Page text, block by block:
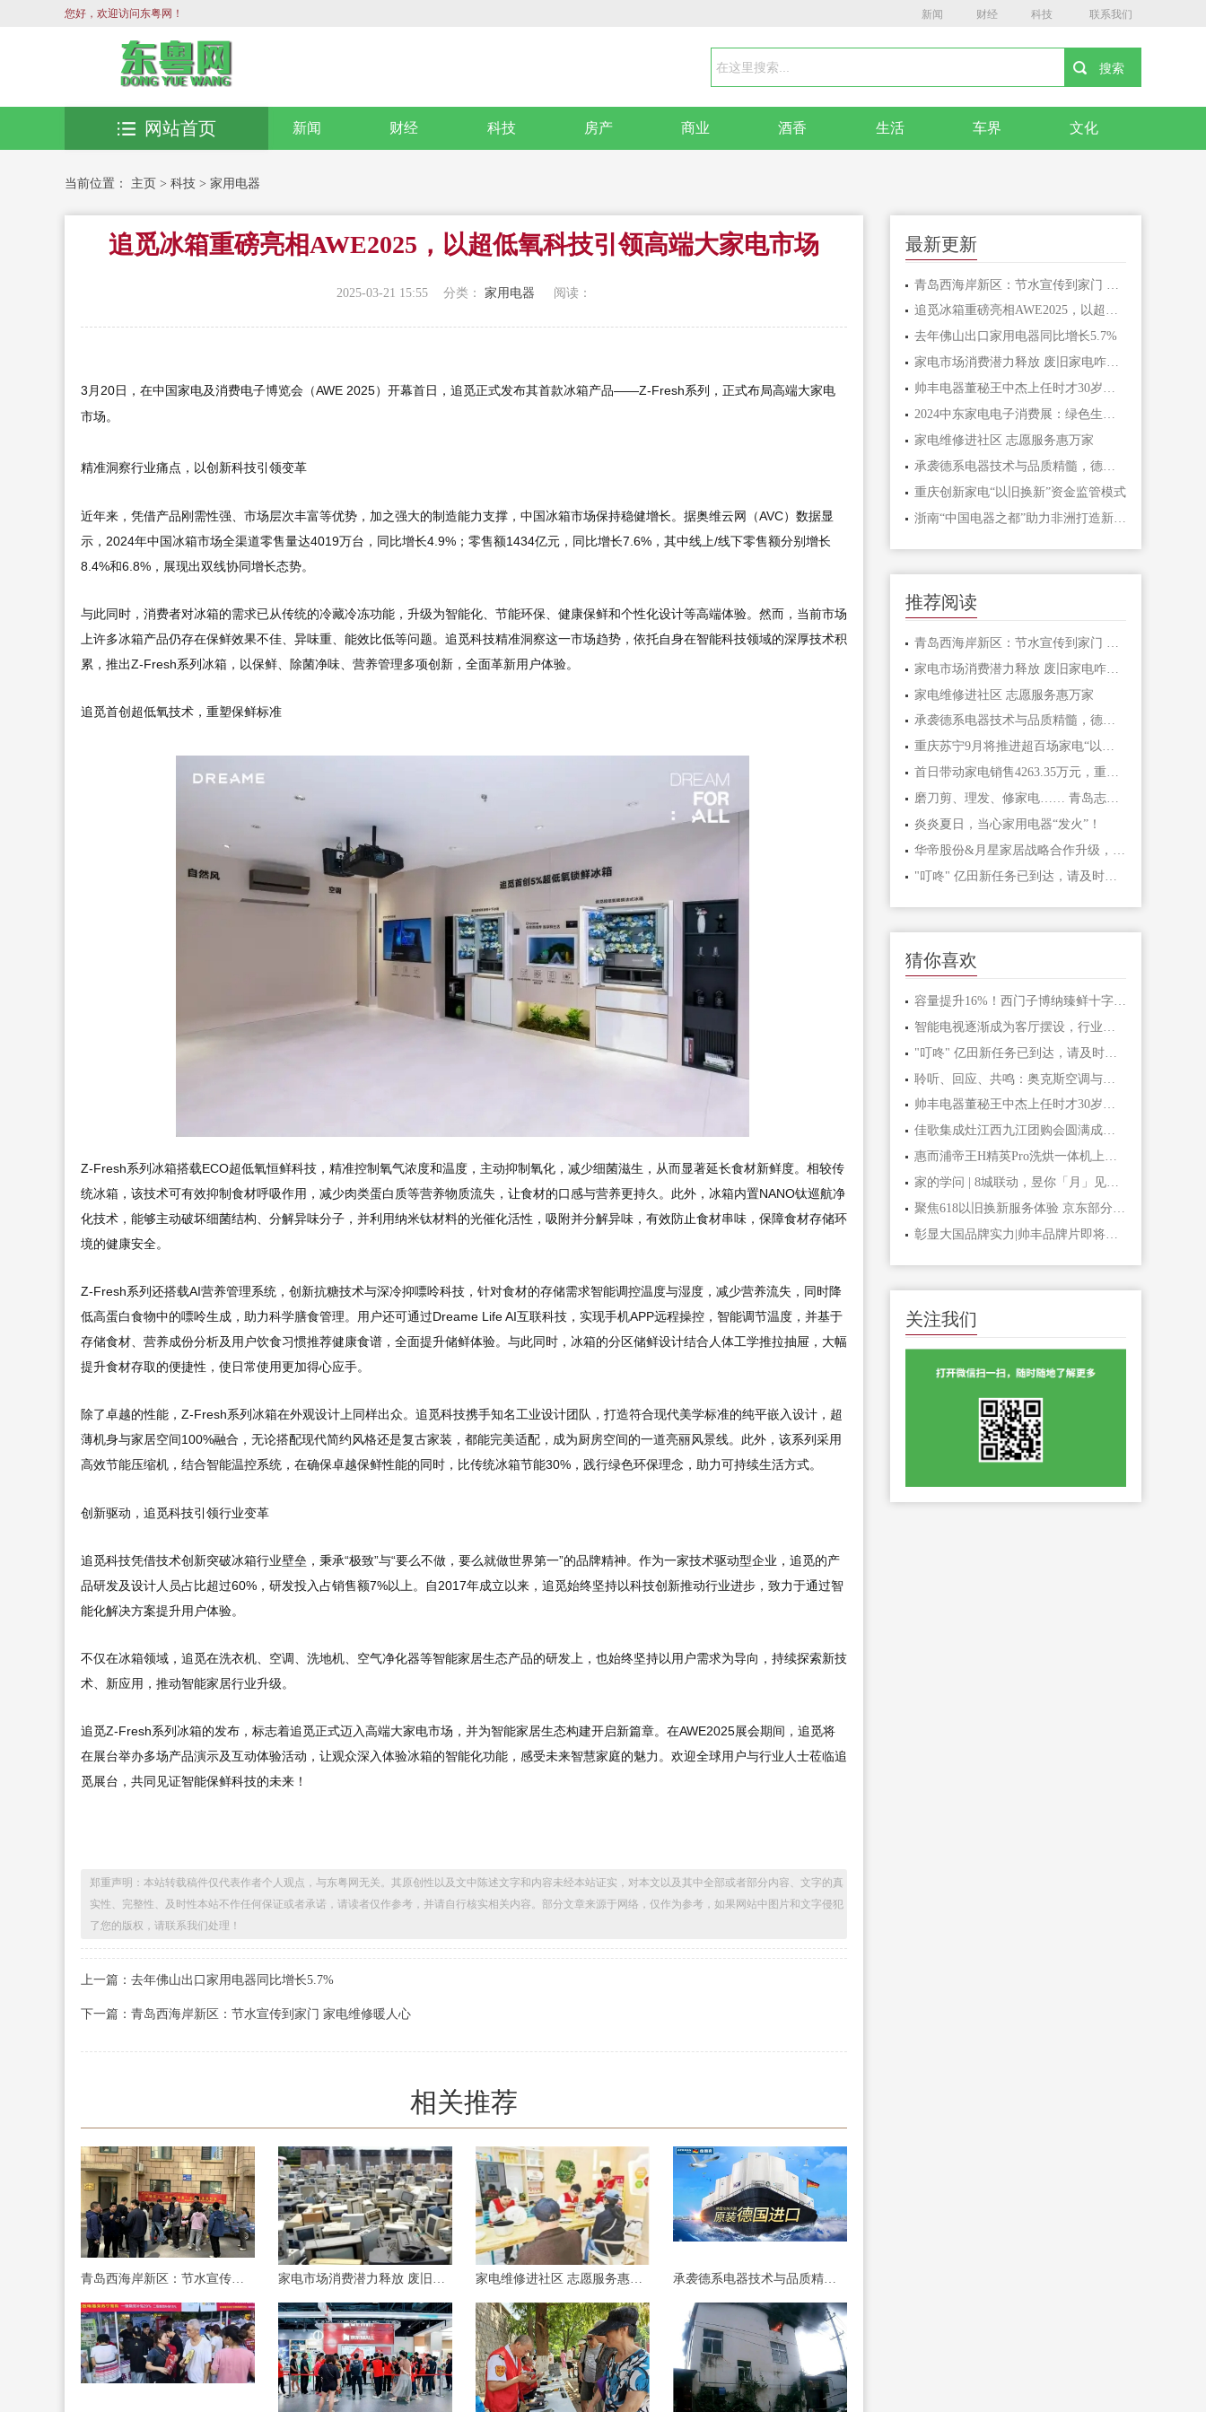
您好，欢迎访问东粤网！ 新闻 财经 科技 联系我们
新闻 财经 科技 房产 商业 酒香 生活 车界 文化
网站首页
当前位置： 主页 > 科技 > 家用电器
追觅冰箱重磅亮相AWE2025，以超低氧科技引领高端大家电市场
2025-03-21 15:55 分类： 家用电器 阅读：
3月20日，在中国家电及消费电子博览会（AWE 2025）开幕首日，追觅正式发布其首款冰箱产品——Z-Fresh系列，正式布局高端大家电
市场。
精准洞察行业痛点，以创新科技引领变革
近年来，凭借产品刚需性强、市场层次丰富等优势，加之强大的制造能力支撑，中国冰箱市场保持稳健增长。据奥维云网（AVC）数据显
示，2024年中国冰箱市场全渠道零售量达4019万台，同比增长4.9%；零售额1434亿元，同比增长7.6%，其中线上/线下零售额分别增长
8.4%和6.8%，展现出双线协同增长态势。
与此同时，消费者对冰箱的需求已从传统的冷藏冷冻功能，升级为智能化、节能环保、健康保鲜和个性化设计等高端体验。然而，当前市场
上许多冰箱产品仍存在保鲜效果不佳、异味重、能效比低等问题。追觅科技精准洞察这一市场趋势，依托自身在智能科技领域的深厚技术积
累，推出Z-Fresh系列冰箱，以保鲜、除菌净味、营养管理多项创新，全面革新用户体验。
追觅首创超低氧技术，重塑保鲜标准
Z-Fresh系列冰箱搭载ECO超低氧恒鲜科技，精准控制氧气浓度和温度，主动抑制氧化，减少细菌滋生，从而显著延长食材新鲜度。相较传
统冰箱，该技术可有效抑制食材呼吸作用，减少肉类蛋白质等营养物质流失，让食材的口感与营养更持久。此外，冰箱内置NANO钛巡航净
化技术，能够主动破坏细菌结构、分解异味分子，并利用纳米钛材料的光催化活性，吸附并分解异味，有效防止食材串味，保障食材存储环
境的健康安全。
Z-Fresh系列还搭载AI营养管理系统，创新抗糖技术与深冷抑嘌呤科技，针对食材的存储需求智能调控温度与湿度，减少营养流失，同时降
低高蛋白食物中的嘌呤生成，助力科学膳食管理。用户还可通过Dreame Life AI互联科技，实现手机APP远程操控，智能调节温度，并基于
存储食材、营养成份分析及用户饮食习惯推荐健康食谱，全面提升储鲜体验。与此同时，冰箱的分区储鲜设计结合人体工学推拉抽屉，大幅
提升食材存取的便捷性，使日常使用更加得心应手。
除了卓越的性能，Z-Fresh系列冰箱在外观设计上同样出众。追觅科技携手知名工业设计团队，打造符合现代美学标准的纯平嵌入设计，超
薄机身与家居空间100%融合，无论搭配现代简约风格还是复古家装，都能完美适配，成为厨房空间的一道亮丽风景线。此外，该系列采用
高效节能压缩机，结合智能温控系统，在确保卓越保鲜性能的同时，比传统冰箱节能30%，践行绿色环保理念，助力可持续生活方式。
创新驱动，追觅科技引领行业变革
追觅科技凭借技术创新突破冰箱行业壁垒，秉承“极致”与“要么不做，要么就做世界第一”的品牌精神。作为一家技术驱动型企业，追觅的产
品研发及设计人员占比超过60%，研发投入占销售额7%以上。自2017年成立以来，追觅始终坚持以科技创新推动行业进步，致力于通过智
能化解决方案提升用户体验。
不仅在冰箱领域，追觅在洗衣机、空调、洗地机、空气净化器等智能家居生态产品的研发上，也始终坚持以用户需求为导向，持续探索新技
术、新应用，推动智能家居行业升级。
追觅Z-Fresh系列冰箱的发布，标志着追觅正式迈入高端大家电市场，并为智能家居生态构建开启新篇章。在AWE2025展会期间，追觅将
在展台举办多场产品演示及互动体验活动，让观众深入体验冰箱的智能化功能，感受未来智慧家庭的魅力。欢迎全球用户与行业人士莅临追
觅展台，共同见证智能保鲜科技的未来！
郑重声明：本站转载稿件仅代表作者个人观点，与东粤网无关。其原创性以及文中陈述文字和内容未经本站证实，对本文以及其中全部或者部分内容、文字的真
实性、完整性、及时性本站不作任何保证或者承诺，请读者仅作参考，并请自行核实相关内容。部分文章来源于网络，仅作为参考，如果网站中图片和文字侵犯
了您的版权，请联系我们处理！
上一篇：去年佛山出口家用电器同比增长5.7%
下一篇：青岛西海岸新区：节水宣传到家门 家电维修暖人心
相关推荐
青岛西海岸新区：节水宣传到家门 家电维修暖人心 家电市场消费潜力释放 废旧家电咋处理？ 家电维修进社区 志愿服务惠万家 承袭德系电器技术与品质精髓，德国宝即热式热水器打造品质生活
最新更新
追觅冰箱重磅亮相AWE2025，以超低氧科技引领高端大家电市场
去年佛山出口家用电器同比增长5.7%
家电市场消费潜力释放 废旧家电咋处理？
帅丰电器董秘王中杰上任时才30岁很年轻 去年薪酬49.62万元
2024中东家电电子消费展：绿色生活格力相伴
家电维修进社区 志愿服务惠万家
承袭德系电器技术与品质精髓，德国宝即热式热水器打造品质生活
重庆创新家电“以旧换新”资金监管模式
浙南“中国电器之都”助力非洲打造新能源发展热土
推荐阅读
家电市场消费潜力释放 废旧家电咋处理？
家电维修进社区 志愿服务惠万家
承袭德系电器技术与品质精髓，德国宝即热式热水器打造品质生活
重庆苏宁9月将推进超百场家电“以旧换新”社区行
首日带动家电销售4263.35万元，重庆家电以旧换新政策受热捧
磨刀剪、理发、修家电…… 青岛志愿服务进小区 便民行动暖人心
炎炎夏日，当心家用电器“发火”！
华帝股份&月星家居战略合作升级，共创智慧家电美好生活
"叮咚" 亿田新任务已到达，请及时查收！
猜你喜欢
容量提升16%！西门子博纳臻鲜十字门冰箱上市，以抗菌净味科技开启智能储鲜时代
"叮咚" 亿田新任务已到达，请及时查收！
聆听、回应、共鸣：奥克斯空调与马龙共同探索“中国温度”
帅丰电器董秘王中杰上任时才30岁很年轻 去年薪酬49.62万元
佳歌集成灶江西九江团购会圆满成功！签单不断！
惠而浦帝王H精英Pro洗烘一体机上市 智启净护畅烘之旅
家的学问 | 8城联动，昱你「月」见美好
聚焦618以旧换新服务体验 京东部分家电家居品类实现送、装、拆、清一体化服务
彰显大国品牌实力|帅丰品牌片即将上刊机场，传递品牌最强音
关注我们